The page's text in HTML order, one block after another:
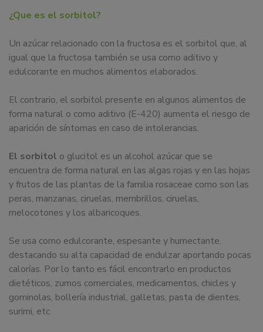
¿Que es el sorbitol?
Un azúcar relacionado con la fructosa es el sorbitol que, al
igual que la fructosa también se usa como aditivo y
edulcorante en muchos alimentos elaborados.
El contrario, el sorbitol presente en algunos alimentos de
forma natural o como aditivo (E-420) aumenta el riesgo de
aparición de síntomas en caso de intolerancias.
El sorbitol o glucitol es un alcohol azúcar que se
encuentra de forma natural en las algas rojas y en las hojas
y frutos de las plantas de la familia rosaceae como son las
peras, manzanas, ciruelas, membrillos, ciruelas,
melocotones y los albaricoques.
Se usa como edulcorante, espesante y humectante,
destacando su alta capacidad de endulzar aportando pocas
calorías. Por lo tanto es fácil encontrarlo en productos
dietéticos, zumos comerciales, medicamentos, chicles y
gominolas, bollería industrial, galletas, pasta de dientes,
surimi, etc